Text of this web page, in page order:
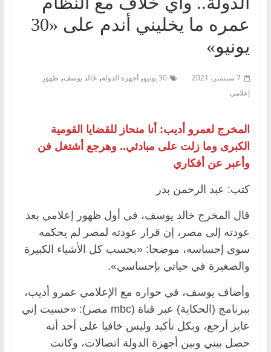
عمره ما يخليني أندم على «30
يونيو»
7 سبتمبر، 2021 30 يونيو , أجهزة الدولة, خالد يوسف, ظهور
إعلامي
المخرج لعمرو أديب: أنا منحاز للقضايا القومية
الكبرى وما زلت على مبادئي.. وهرجع أشتغل فن
وأعبر عن أفكاري
كتب: عبد الرحمن بدر
قال المخرج خالد يوسف، في أول ظهور إعلامي بعد
عودته إلى مصر، إن قرار عودته لمصر لم يحكمه
سوى إحساسه، موضحا: «بحسب كل الأشياء الكبيرة
والصغيرة في حياتي بإحساسي».
وأضاف يوسف، في حواره مع الإعلامي عمرو أديب،
ببرنامج (الحكاية) عبر قناة (mbc مصر): «حسيت إني
عايز أرجع، وبكل تأكيد وليس خافيا على أحد أنه
حصل بيني وبين أجهزة الدولة اتصالات، وكانت